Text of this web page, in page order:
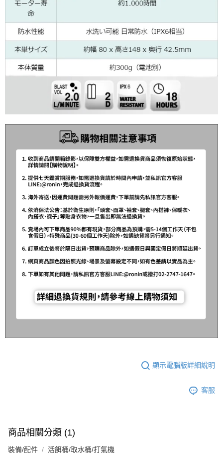
顯示電腦版詳細說明
客服
商品相關分類 (1)
裝備/配件 活餌桶/取水桶/打氣機